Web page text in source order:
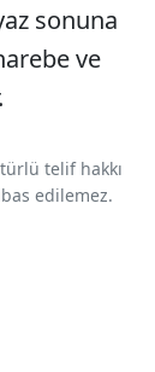
sonuna
ve
telif hakkı
edilemez.